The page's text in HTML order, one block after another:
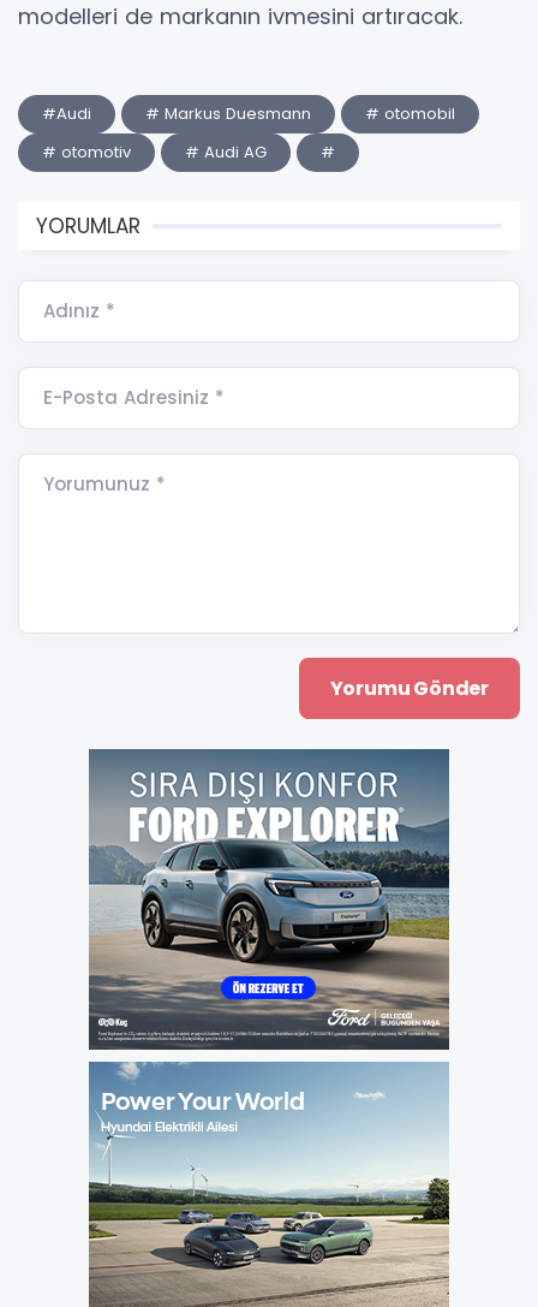
modelleri de markanın ivmesini artıracak.
#Audi # Markus Duesmann
# otomobil
# otomotiv
# Audi AG #
YORUMLAR
Adınız *
E-Posta Adresiniz *
Yorumunuz *